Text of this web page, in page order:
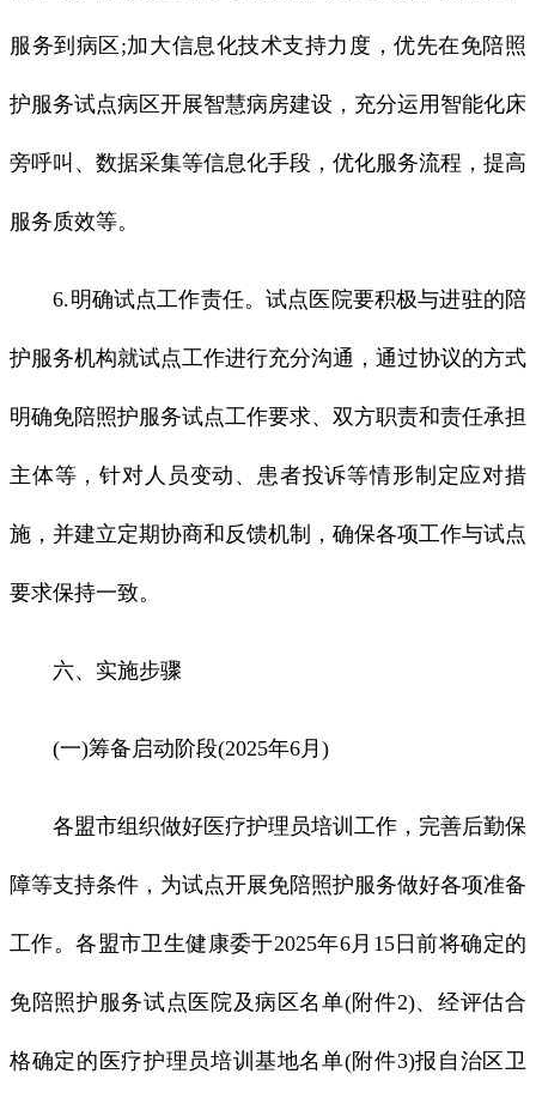
服务到病区;加大信息化技术支持力度，优先在免陪照
护服务试点病区开展智慧病房建设，充分运用智能化床
旁呼叫、数据采集等信息化手段，优化服务流程，提高
服务质效等。
6.明确试点工作责任。试点医院要积极与进驻的陪
护服务机构就试点工作进行充分沟通，通过协议的方式
明确免陪照护服务试点工作要求、双方职责和责任承担
主体等，针对人员变动、患者投诉等情形制定应对措
施，并建立定期协商和反馈机制，确保各项工作与试点
要求保持一致。
六、实施步骤
(一)筹备启动阶段(2025年6月)
各盟市组织做好医疗护理员培训工作，完善后勤保
障等支持条件，为试点开展免陪照护服务做好各项准备
工作。各盟市卫生健康委于2025年6月15日前将确定的
免陪照护服务试点医院及病区名单(附件2)、经评估合
格确定的医疗护理员培训基地名单(附件3)报自治区卫